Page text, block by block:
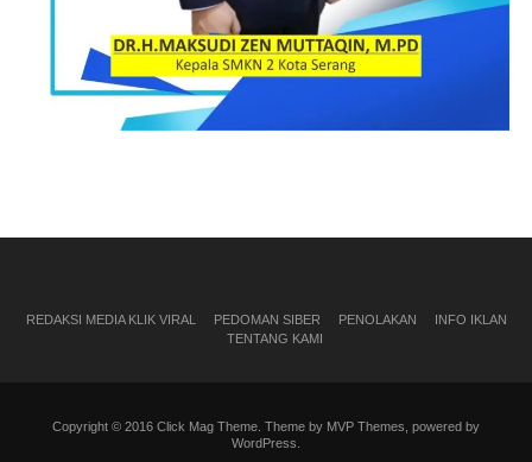
REDAKSI MEDIA KLIK VIRAL PEDOMAN SIBER PENOLAKAN
INFO IKLAN
TENTANG KAMI
Copyright © 2016 Click Mag Theme. Theme by MVP Themes, powered by
WordPress.